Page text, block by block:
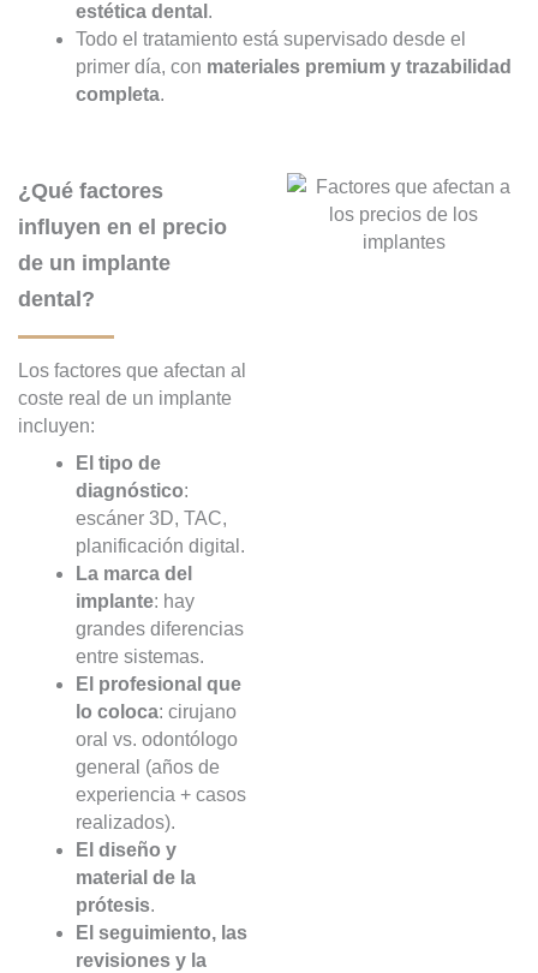
estética dental .
Todo el tratamiento está supervisado desde el
primer día, con materiales premium y trazabilidad
completa.
¿Qué factores
influyen en el precio
de un implante
dental?
Los factores que afectan al
coste real de un implante
incluyen:
El tipo de
diagnóstico:
escáner 3D, TAC,
planificación digital.
La marca del
implante: hay
grandes diferencias
entre sistemas.
El profesional que
lo coloca: cirujano
oral vs. odontólogo
general (años de
experiencia + casos
realizados).
El diseño y
material de la
prótesis.
El seguimiento, las
revisiones y la